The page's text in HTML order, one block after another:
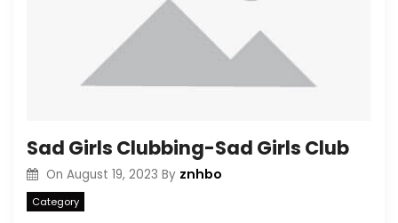
Sad Girls Clubbing-Sad Girls Club
On August 19, 2023 By znhbo
Category